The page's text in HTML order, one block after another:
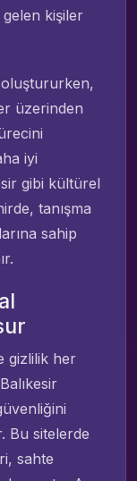
kişiler
oluştururken,
üzerinden
iyi
gibi kültürel
tanışma
sahip
gizlilik her
Bu sitelerde
sahte